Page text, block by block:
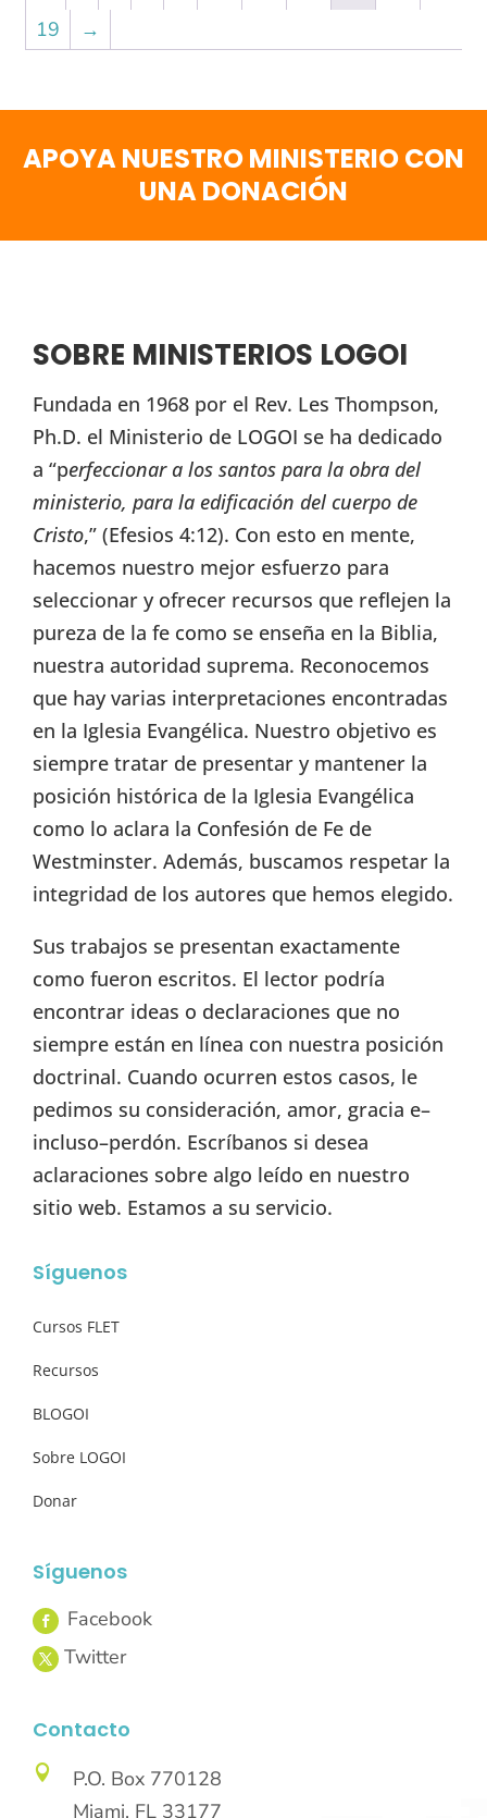
19
→
APOYA NUESTRO MINISTERIO CON
UNA DONACIÓN
SOBRE MINISTERIOS LOGOI
Fundada en 1968 por el Rev. Les Thompson,
Ph.D. el Ministerio de LOGOI se ha dedicado
a “perfeccionar a los santos para la obra del
ministerio, para la edificación del cuerpo de
Cristo,” (Efesios 4:12). Con esto en mente,
hacemos nuestro mejor esfuerzo para
seleccionar y ofrecer recursos que reflejen la
pureza de la fe como se enseña en la Biblia,
nuestra autoridad suprema. Reconocemos
que hay varias interpretaciones encontradas
en la Iglesia Evangélica. Nuestro objetivo es
siempre tratar de presentar y mantener la
posición histórica de la Iglesia Evangélica
como lo aclara la Confesión de Fe de
Westminster. Además, buscamos respetar la
integridad de los autores que hemos elegido.
Sus trabajos se presentan exactamente
como fueron escritos. El lector podría
encontrar ideas o declaraciones que no
siempre están en línea con nuestra posición
doctrinal. Cuando ocurren estos casos, le
pedimos su consideración, amor, gracia e–
incluso–perdón. Escríbanos si desea
aclaraciones sobre algo leído en nuestro
sitio web. Estamos a su servicio.
Síguenos
Cursos FLET
Recursos
BLOGOI
Sobre LOGOI
Donar
Síguenos
Contacto

P.O. Box 770128
Miami, FL 33177